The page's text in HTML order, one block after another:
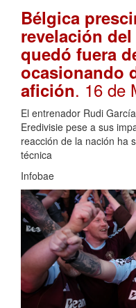
Bélgica
revelación
quedó fuera
ocasionando
afición. 16 de
El entrenador Rudi
Eredivisie pese a sus
reacción de la nación ha
técnica
Infobae